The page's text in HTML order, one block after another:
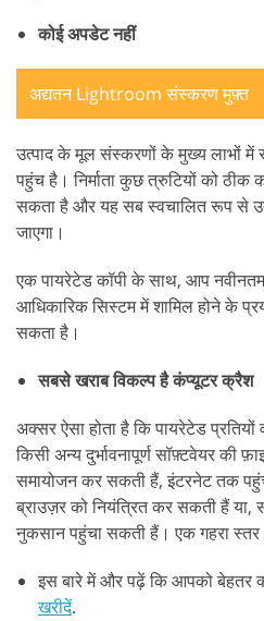
कोई अपडेट नहीं
अद्यतन Lightroom संस्करण मुफ़्त
उत्पाद के मूल संस्करणों के मुख्य लाभों
पहुंच है। निर्माता कुछ त्रुटियों को ठीक
सकता है और यह सब स्वचालित रूप से
जाएगा।
एक पायरेटेड कॉपी के साथ, आप
आधिकारिक सिस्टम में शामिल होने के
सकता है।
सबसे खराब विकल्प है कंप्यूटर क्रैश
अक्सर ऐसा होता है कि पायरेटेड
किसी अन्य दुर्भावनापूर्ण सॉफ़्टवेयर की
समायोजन कर सकती हैं, इंटरनेट तक
ब्राउज़र को नियंत्रित कर सकती हैं
नुकसान पहुंचा सकती हैं। एक गहरा
इस बारे में और पढ़ें कि आपको बेहतर
खरीदें.